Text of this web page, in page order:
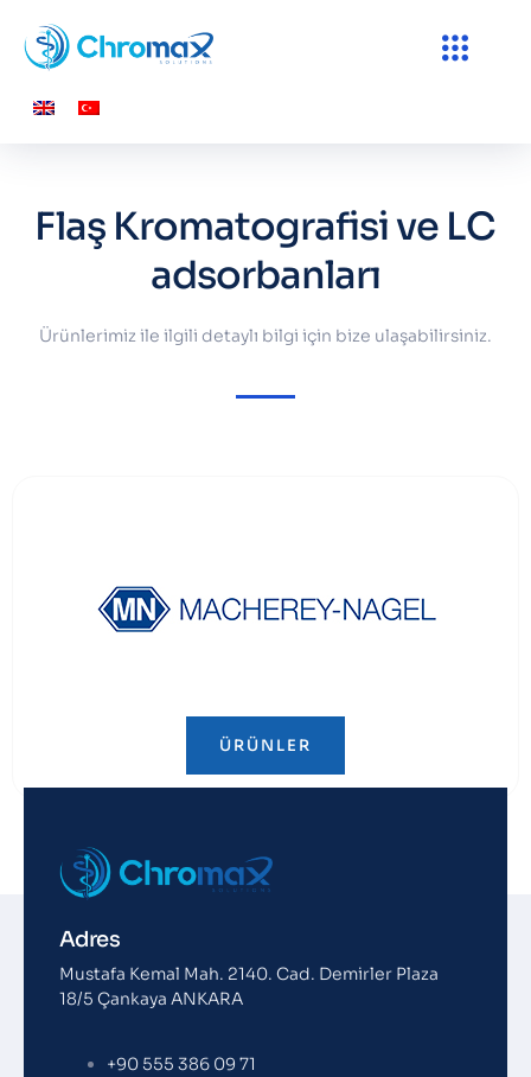
Flaş Kromatografisi ve LC
adsorbanları
Ürünlerimiz ile ilgili detaylı bilgi için bize ulaşabilirsiniz.
ÜRÜNLER
Adres
Mustafa Kemal Mah. 2140. Cad. Demirler Plaza
18/5 Çankaya ANKARA
+90 555 386 09 71